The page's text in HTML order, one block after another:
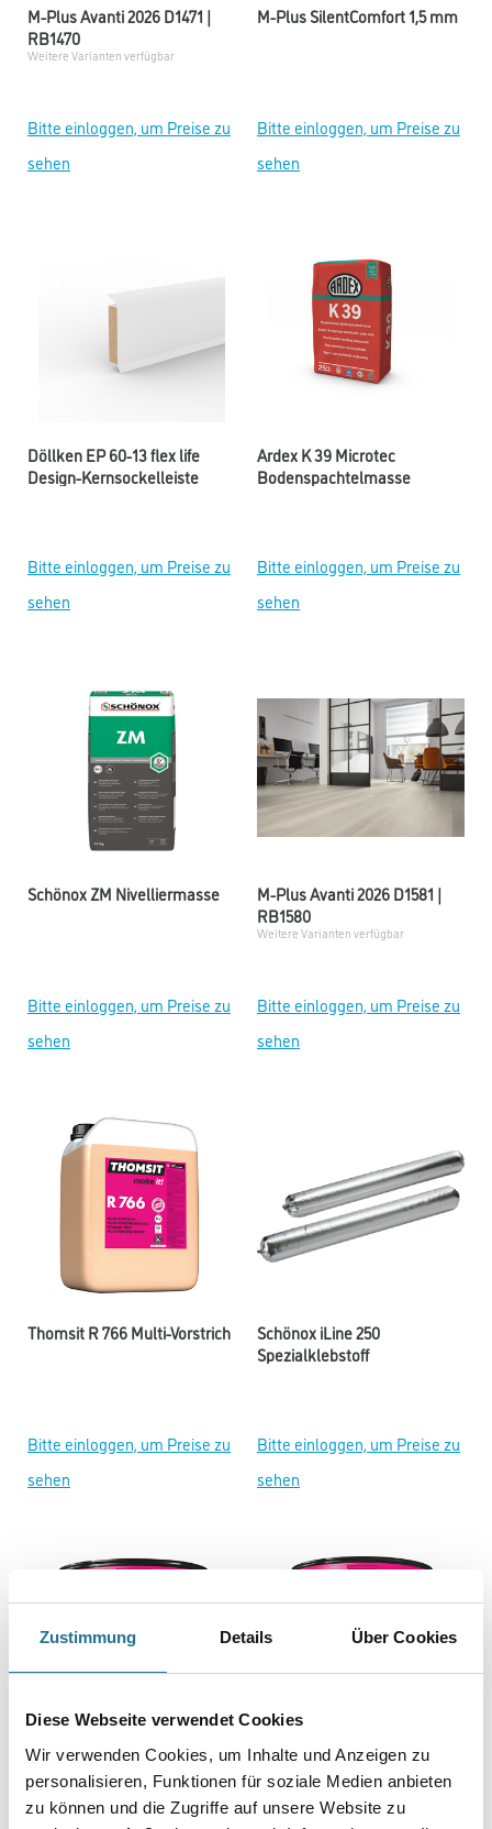
Zustimmung Details Über Cookies
Diese Webseite verwendet Cookies
Wir verwenden Cookies, um Inhalte und Anzeigen zu
personalisieren, Funktionen für soziale Medien anbieten
zu können und die Zugriffe auf unsere Website zu
M-Plus Avanti 2026 D1471 |
RB1470
Weitere Varianten verfügbar
Bitte einloggen, um Preise zu
sehen
M-Plus SilentComfort 1,5 mm
Bitte einloggen, um Preise zu
sehen
Döllken EP 60-13 flex life
Design-Kernsockelleiste
Bitte einloggen, um Preise zu
sehen
Ardex K 39 Microtec
Bodenspachtelmasse
Bitte einloggen, um Preise zu
sehen
Schönox ZM Nivelliermasse
Bitte einloggen, um Preise zu
sehen
M-Plus Avanti 2026 D1581 |
RB1580
Weitere Varianten verfügbar
Bitte einloggen, um Preise zu
sehen
Thomsit R 766 Multi-Vorstrich
Bitte einloggen, um Preise zu
sehen
Schönox iLine 250
Spezialklebstoff
Bitte einloggen, um Preise zu
sehen
Thomsit T 410 Aquatack-
Teppich-Kleber
Thomsit R 790
Füllgrundierung